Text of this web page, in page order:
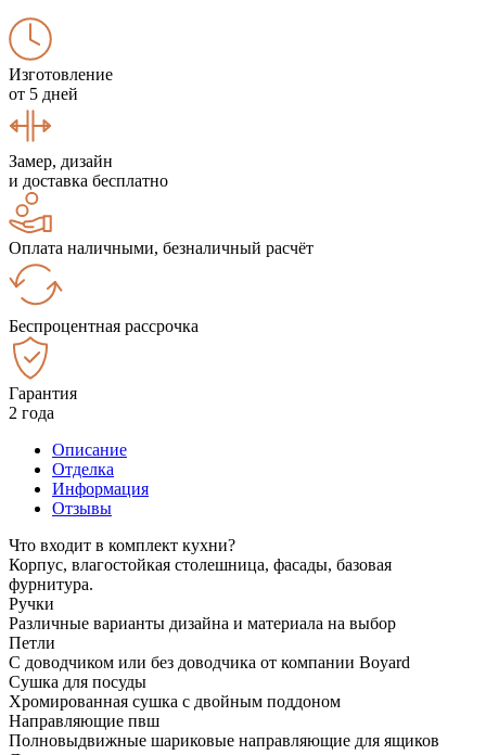
Изготовление
от 5 дней
Замер, дизайн
и доставка бесплатно
Оплата наличными, безналичный расчёт
Беспроцентная рассрочка
Гарантия
2 года
Описание
Отделка
Информация
Отзывы
Что входит в комплект кухни?
Корпус, влагостойкая столешница, фасады, базовая
фурнитура.
Ручки
Различные варианты дизайна и материала на выбор
Петли
С доводчиком или без доводчика от компании Boyard
Сушка для посуды
Хромированная сушка с двойным поддоном
Направляющие пвш
Полновыдвижные шариковые направляющие для ящиков